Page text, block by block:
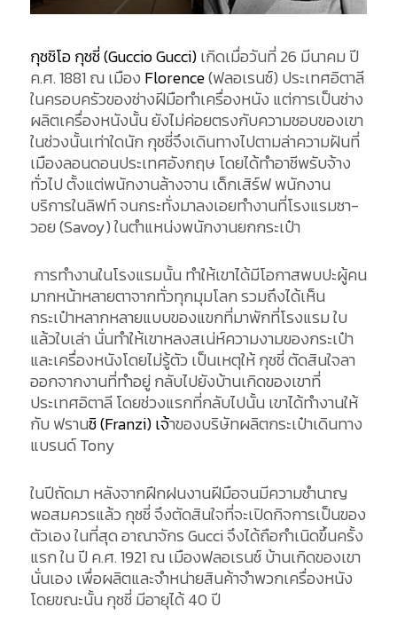
กุชชิโอ กุชชี่ (Guccio Gucci)เกิดเมื่อวันที่ 26 มีนาคม ปี
ค.ศ. 1881 ณ เมือง Florence(ฟลอเรนซ์) ประเทศอิตาลี
ในครอบครัวของช่างฝีมือทำเครื่องหนัง แต่การเป็นช่าง
ผลิตเครื่องหนังนั้น ยังไม่ค่อยตรงกับความชอบของเขา
ในช่วงนั้นเท่าใดนัก กุชชี่จึงเดินทางไปตามล่าความฝันที่
เมืองลอนดอนประเทศอังกฤษ โดยได้ทำอาชีพรับจ้าง
ทั่วไป ตั้งแต่พนักงานล้างจาน เด็กเสิร์ฟ พนักงาน
บริการในลิฟท์ จนกระทั่งมาลงเอยทำงานที่โรงแรมซา-
วอย (Savoy) ในตำแหน่งพนักงานยกกระเป๋า
การทำงานในโรงแรมนั้น ทำให้เขาได้มีโอกาสพบปะผู้คน
มากหน้าหลายตาจากทั่วทุกมุมโลก รวมถึงได้เห็น
กระเป๋าหลากหลายแบบของแขกที่มาพักที่โรงแรม ใบ
แล้วใบเล่า นั่นทำให้เขาหลงสเน่ห์ความงามของกระเป๋า
และเครื่องหนังโดยไม่รู้ตัว เป็นเหตุให้ กุชชี่ ตัดสินใจลา
ออกจากงานที่ทำอยู่ กลับไปยังบ้านเกิดของเขาที่
ประเทศอิตาลี โดยช่วงแรกที่กลับไปนั้น เขาได้ทำงานให้
กับ ฟรานซิ (Franzi) เจ้าของบริษัทผลิตกระเป๋าเดินทาง
แบรนด์ Tony
ในปีถัดมา หลังจากฝึกฝนงานฝีมือจนมีความชำนาญ
พอสมควรแล้ว กุชชี่ จึงตัดสินใจที่จะเปิดกิจการเป็นของ
ตัวเอง ในที่สุด อาณาจักร Gucci จึงได้ถือกำเนิดขึ้นครั้ง
แรก ใน ปี ค.ศ. 1921 ณ เมืองฟลอเรนซ์ บ้านเกิดของเขา
นั่นเอง เพื่อผลิตและจำหน่ายสินค้าจำพวกเครื่องหนัง
โดยขณะนั้น กุชชี่ มีอายุได้ 40 ปี